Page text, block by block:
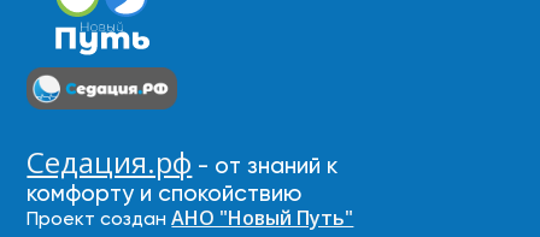
Седация.рф - от знаний к
комфорту и спокойствию
Проект созданАНО "Новый Путь"